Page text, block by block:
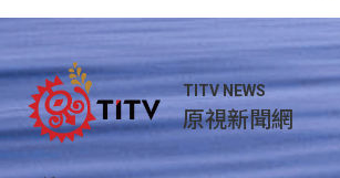
TITV NEWS
原視新聞網